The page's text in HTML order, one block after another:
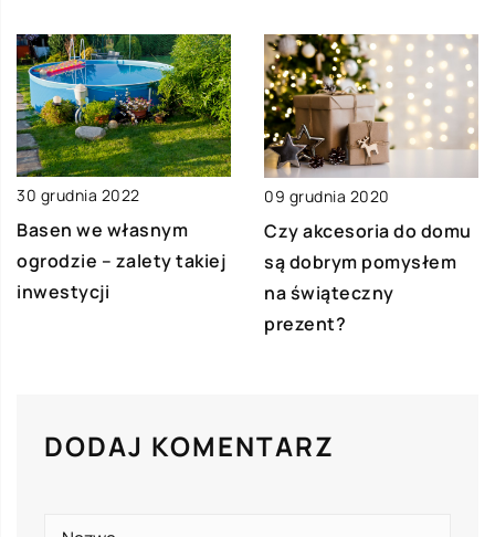
30 grudnia 2022
Basen we własnym
ogrodzie – zalety takiej
inwestycji
09 grudnia 2020
Czy akcesoria do domu
są dobrym pomysłem
na świąteczny
prezent?
DODAJ KOMENTARZ